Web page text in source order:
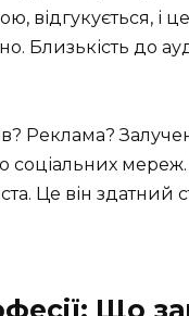
відгукується,
Близькість до
Реклама?
мереж.
Це він здатний
Що